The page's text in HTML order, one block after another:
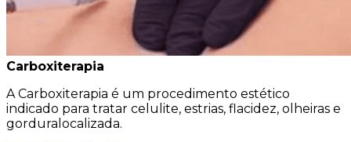
Carboxiterapia
A Carboxiterapia é um procedimento estético
indicado para tratar celulite, estrias, flacidez, olheiras e
gorduralocalizada.